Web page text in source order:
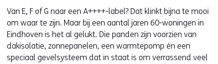
Van E, F of G naar een A++++-label? Dat klinkt bijna te mooi
om waar te zijn. Maar bij een aantal jaren 60-woningen in
Eindhoven is het al gelukt. Die panden zijn voorzien van
dakisolatie, zonnepanelen, een warmtepomp én een
speciaal gevelsysteem dat in staat is om verrassend veel